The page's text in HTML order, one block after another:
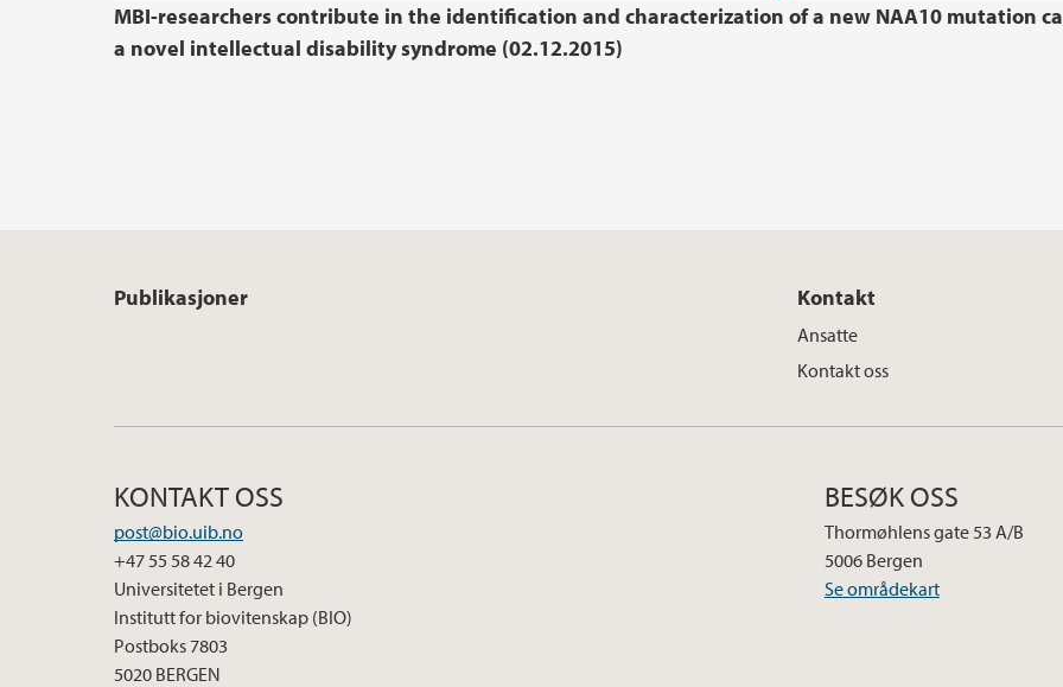
MBI-researchers contribute in the identification and characterization of a new NAA10 mutation
a novel intellectual disability syndrome (02.12.2015)
Publikasjoner Kontakt
Ansatte
Kontakt oss
KONTAKT OSS
post@bio.uib.no
+47 55 58 42 40
Universitetet i Bergen
Institutt for biovitenskap (BIO)
Postboks 7803
5020 BERGEN
BESØK OSS
Thormøhlens gate 53 A/B
5006 Bergen
Se områdekart